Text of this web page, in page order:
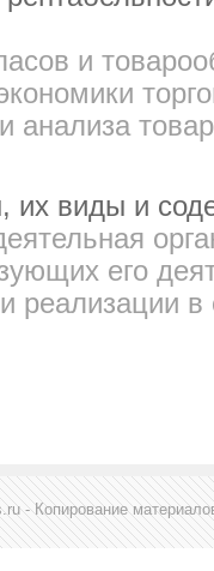
и
анализа
их виды и
его
реализации в
- Копирование